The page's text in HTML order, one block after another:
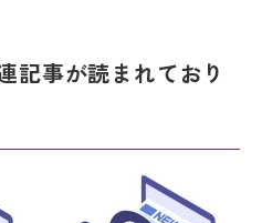
記事が読まれており